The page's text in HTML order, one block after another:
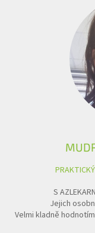
S
Jejich
Velmi kladně